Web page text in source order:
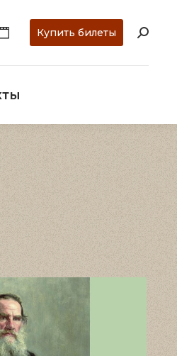
Купить билеты
работа Контакты